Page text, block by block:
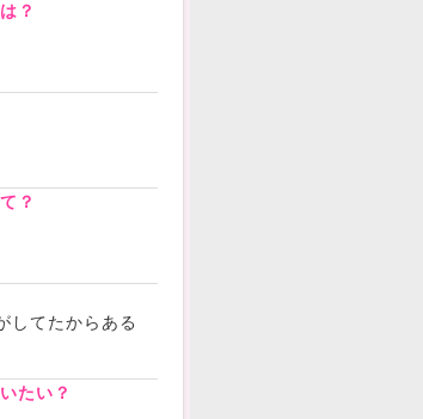
？
？
してたからある
たい？